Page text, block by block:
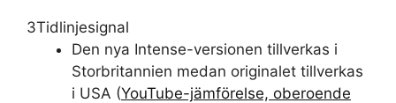
3Tidlinjesignal
Den nya Intense-versionen tillverkas i
Storbritannien medan originalet tillverkas
i USA (YouTube-jämförelse, oberoende